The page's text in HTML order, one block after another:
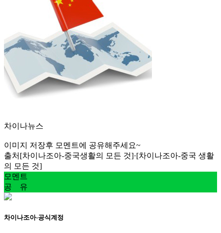
차이나뉴스
이미지 저장후 모멘트에 공유해주세요~
출처 [차이나조아-중국생활의 모든 것]·[차이나조아-중국 생활
의 모든 것]
모멘트
공 유
차이나조아-공식계정